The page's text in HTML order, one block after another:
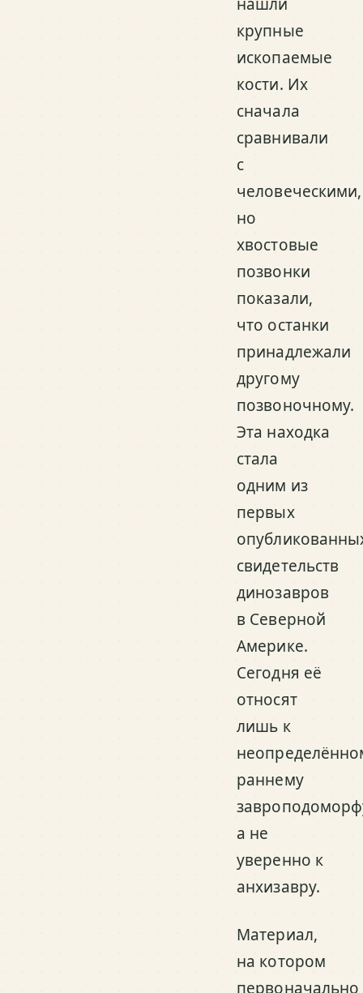
нашли
крупные
ископаемые
кости. Их
сначала
сравнивали
с
человеческими,
но
хвостовые
позвонки
показали,
что останки
принадлежали
другому
позвоночному.
Эта находка
стала
одним из
первых
свидетельств
динозавров
в Северной
Америке.
Сегодня её
относят
лишь к
раннему
а не
уверенно к
анхизавру.
Материал,
на котором
первоначально